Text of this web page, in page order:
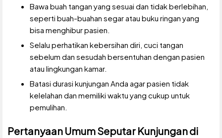
Bawa buah tangan yang sesuai dan tidak berlebihan,
seperti buah-buahan segar atau buku ringan yang
bisa menghibur pasien.
Selalu perhatikan kebersihan diri, cuci tangan
sebelum dan sesudah bersentuhan dengan pasien
atau lingkungan kamar.
Batasi durasi kunjungan Anda agar pasien tidak
kelelahan dan memiliki waktu yang cukup untuk
pemulihan.
Pertanyaan Umum Seputar Kunjungan di